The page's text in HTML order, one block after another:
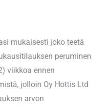
mukaisesti joko teetä
peruminen
viikkoa ennen
jolloin Oy Hottis Ltd
arvon